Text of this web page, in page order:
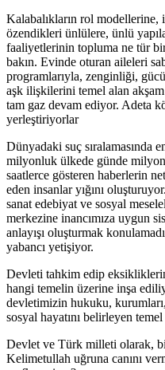
Kalabalıkların rol
özendikleri ünlülere, ünlü
faaliyetlerinin topluma ne tür
bakın. Evinde oturan aileleri
programlarıyla, zenginliği,
aşk ilişkilerini temel alan
tam gaz devam ediyor. Adeta
yerleştiriyorlar
Dünyadaki suç sıralamasında
milyonluk ülkede günde
saatlerce gösteren haberlerin
eden insanlar yığını
sanat edebiyat ve sosyal
merkezine inancımıza uygun
anlayışı oluşturmak
yabancı yetişiyor.
Devleti tahkim edip
hangi temelin üzerine inşa
devletimizin hukuku,
sosyal hayatını belirleyen
Devlet ve Türk milleti olarak,
Kelimetullah uğruna canını